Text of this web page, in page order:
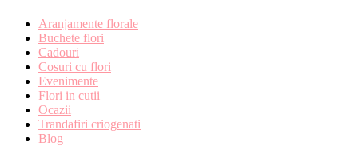
Aranjamente florale
Buchete flori
Cadouri
Cosuri cu flori
Evenimente
Flori in cutii
Ocazii
Trandafiri criogenati
Blog